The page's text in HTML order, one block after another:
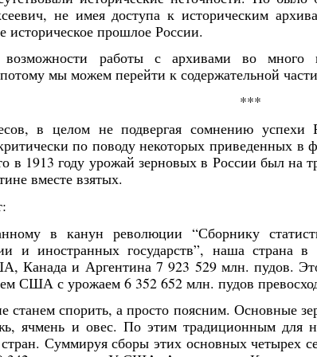
не имея доступа к историческим
историческое прошлое России.
работы с архивами во много
мы можем перейти к содержательной
***
в целом не подвергая сомнению успехи
по поводу некоторых приведенных
в 1913 году урожай зерновых в России был
вместе взятых.
в канун революции “Сборнику
и иностранных государств”, наша
Канада и Аргентина 7 923 529 млн. пудов.
США с урожаем 6 352 652 млн. пудов
станем спорить, а просто поясним. Основные
ячмень и овес. По этим традиционным для
Суммируя сборы этих основных четырех